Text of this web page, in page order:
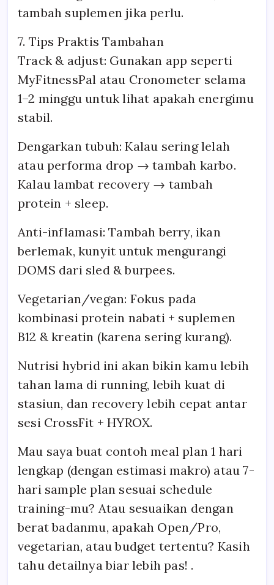
tambah suplemen jika perlu.
7. Tips Praktis Tambahan
Track & adjust: Gunakan app seperti
MyFitnessPal atau Cronometer selama
1–2 minggu untuk lihat apakah energimu
stabil.
Dengarkan tubuh: Kalau sering lelah
atau performa drop → tambah karbo.
Kalau lambat recovery → tambah
protein + sleep.
Anti-inflamasi: Tambah berry, ikan
berlemak, kunyit untuk mengurangi
DOMS dari sled & burpees.
Vegetarian/vegan: Fokus pada
kombinasi protein nabati + suplemen
B12 & kreatin (karena sering kurang).
Nutrisi hybrid ini akan bikin kamu lebih
tahan lama di running, lebih kuat di
stasiun, dan recovery lebih cepat antar
sesi CrossFit + HYROX.
Mau saya buat contoh meal plan 1 hari
lengkap (dengan estimasi makro) atau 7-
hari sample plan sesuai schedule
training-mu? Atau sesuaikan dengan
berat badanmu, apakah Open/Pro,
vegetarian, atau budget tertentu? Kasih
tahu detailnya biar lebih pas! .